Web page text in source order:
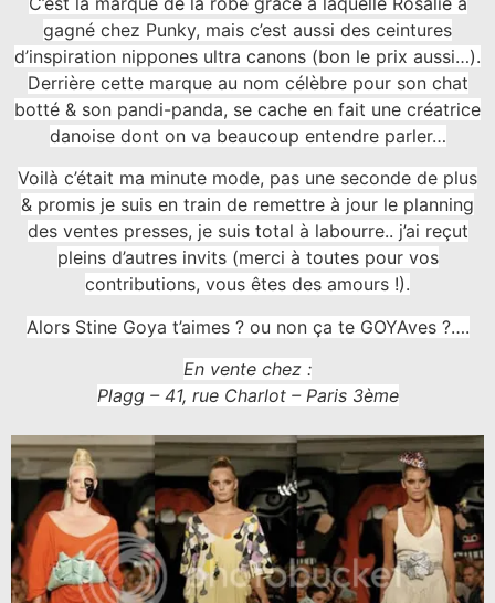
gagné chez Punky, mais c’est aussi des ceintures
d’inspiration nippones ultra canons (bon le prix aussi…).
Derrière cette marque au nom célèbre pour son chat
botté & son pandi-panda, se cache en fait une créatrice
danoise dont on va beaucoup entendre parler…
Voilà c’était ma minute mode, pas une seconde de plus
& promis je suis en train de remettre à jour le planning
des ventes presses, je suis total à labourre.. j’ai reçut
pleins d’autres invits (merci à toutes pour vos
contributions, vous êtes des amours !).
Alors Stine Goya t’aimes ? ou non ça te GOYAves ?….
En vente chez :
Plagg – 41, rue Charlot – Paris 3ème